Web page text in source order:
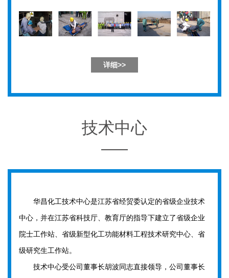
详细>>
技术中心
华昌化工技术中心是江苏省经贸委认定的省级企业技术
中心，并在江苏省科技厅、教育厅的指导下建立了省级企业
院士工作站、省级新型化工功能材料工程技术研究中心、省
级研究生工作站。
技术中心受公司董事长胡波同志直接领导，公司董事长